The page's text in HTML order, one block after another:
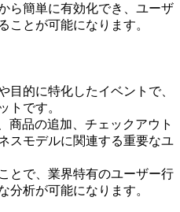
ら簡単に有効化でき、ユーザ
ことが可能になります。
目的に特化したイベントで、
トです。
商品の追加、チェックアウト
スモデルに関連する重要なユ
とで、業界特有のユーザー行
分析が可能になります。